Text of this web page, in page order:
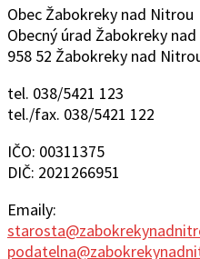
Obec Žabokreky nad Nitrou
Obecný úrad Žabokreky
958 52 Žabokreky nad
tel. 038/5421 123
tel./fax. 038/5421 122
IČO: 00311375
DIČ: 2021266951
Emaily: